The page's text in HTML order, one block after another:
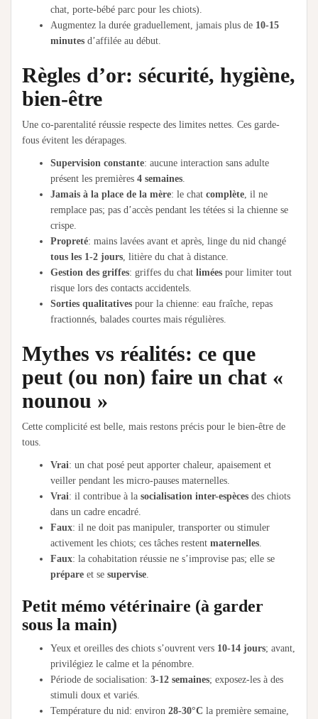
chat, porte-bébé parc pour les chiots).
Augmentez la durée graduellement, jamais plus de 10-15
minutes d’affilée au début.
Règles d’or: sécurité, hygiène,
bien-être
Une co-parentalité réussie respecte des limites nettes. Ces garde-
fous évitent les dérapages.
Supervision constante: aucune interaction sans adulte
présent les premières 4 semaines
Jamais à la place de la mère: le chat complète , il ne
remplace pas; pas d’accès pendant les tétées si la chienne se
crispe.
Propreté: mains lavées avant et après, linge du nid changé
tous les 1-2 jours , litière du chat à distance.
Gestion des griffes: griffes du chat limées pour limiter tout
risque lors des contacts accidentels.
Sorties qualitatives pour la chienne: eau fraîche, repas
fractionnés, balades courtes mais régulières.
Mythes vs réalités: ce que
peut (ou non) faire un chat «
nounou »
Cette complicité est belle, mais restons précis pour le bien-être de
tous.
Vrai: un chat posé peut apporter chaleur, apaisement et
veiller pendant les micro-pauses maternelles.
Vrai: il contribue à la socialisation inter-espèces des chiots
dans un cadre encadré.
Faux: il ne doit pas manipuler, transporter ou stimuler
activement les chiots; ces tâches restent maternelles
Faux: la cohabitation réussie ne s’improvise pas; elle se
prépare et se supervise
Petit mémo vétérinaire (à garder
sous la main)
Yeux et oreilles des chiots s’ouvrent vers 10-14 jours; avant,
privilégiez le calme et la pénombre.
Période de socialisation: 3-12 semaines; exposez-les à des
stimuli doux et variés.
Température du nid: environ 28-30°C la première semaine,